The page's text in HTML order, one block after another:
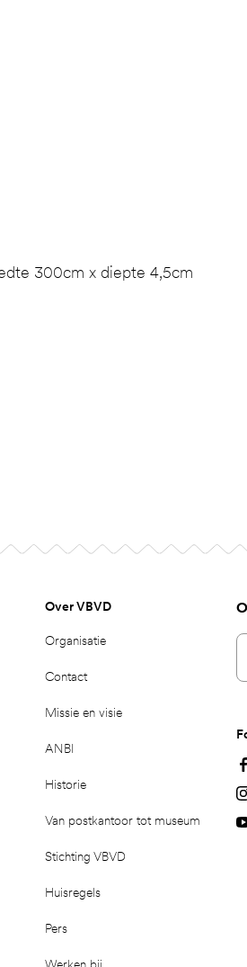
300cm x diepte 4,5cm
Over VBVD
Organisatie
Contact
Missie en visie
ANBI
Historie
Van postkantoor tot museum
Stichting VBVD
Huisregels
Pers